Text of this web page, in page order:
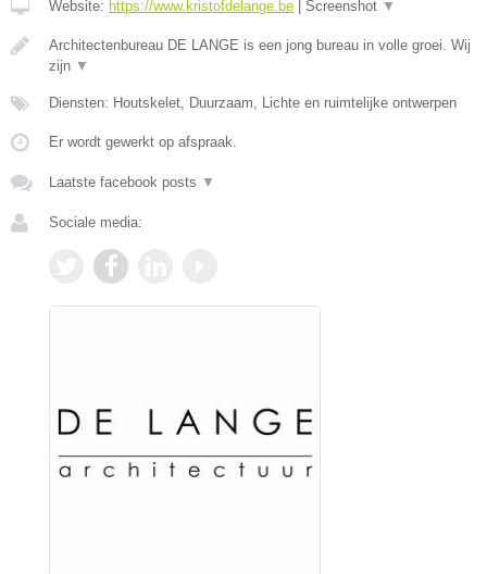
Website: https://www.kristofdelange.be Screenshot ▼
Architectenbureau DE LANGE is een jong bureau in volle groei. Wij
zijn ▼
Diensten: Houtskelet, Duurzaam, Lichte en ruimtelijke ontwerpen
Er wordt gewerkt op afspraak.
Laatste facebook posts ▼
Sociale media: